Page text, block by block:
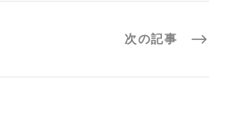
次の記事